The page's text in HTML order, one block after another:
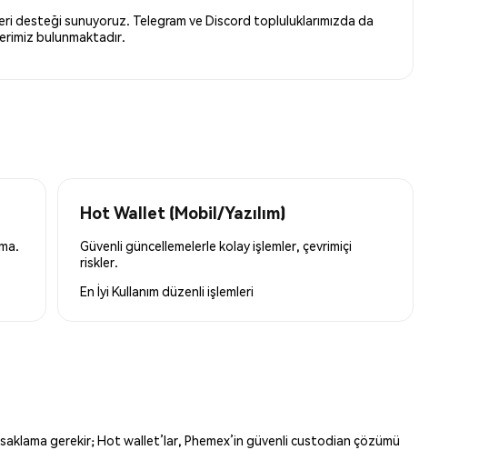
desteği sunuyoruz. Telegram ve Discord topluluklarımızda da
bulunmaktadır.
Hot Wallet (Mobil/Yazılım)
Güvenli güncellemelerle kolay işlemler, çevrimiçi
riskler.
En İyi Kullanım düzenli işlemleri
gerekir; Hot wallet’lar, Phemex’in güvenli custodian çözümü